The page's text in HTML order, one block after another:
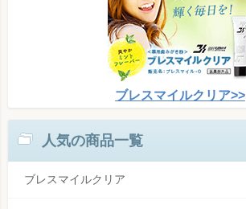
ブレスマイルクリア>>
人気の商品一覧
ブレスマイルクリア